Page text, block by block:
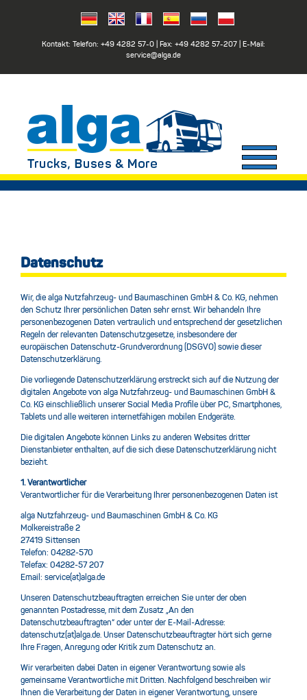
Kontakt: Telefon: +49 4282 57-0 | Fax: +49 4282 57-207 | E-Mail:
service@alga.de
Datenschutz
Wir, die alga Nutzfahrzeug- und Baumaschinen GmbH & Co. KG, nehmen
den Schutz Ihrer persönlichen Daten sehr ernst. Wir behandeln Ihre
personenbezogenen Daten vertraulich und entsprechend der gesetzlichen
Regeln der relevanten Datenschutzgesetze, insbesondere der
europäischen Datenschutz-Grundverordnung (DSGVO) sowie dieser
Datenschutzerklärung.
Die vorliegende Datenschutzerklärung erstreckt sich auf die Nutzung der
digitalen Angebote von alga Nutzfahrzeug- und Baumaschinen GmbH &
Co. KG einschließlich unserer Social Media Profile über PC, Smartphones,
Tablets und alle weiteren internetfähigen mobilen Endgeräte.
Die digitalen Angebote können Links zu anderen Websites dritter
Dienstanbieter enthalten, auf die sich diese Datenschutzerklärung nicht
bezieht.
1. Verantwortlicher
Verantwortlicher für die Verarbeitung Ihrer personenbezogenen Daten ist
alga Nutzfahrzeug- und Baumaschinen GmbH & Co. KG
Molkereistraße 2
27419 Sittensen
Telefon: 04282-570
Telefax: 04282-57 207
Email: service(at)alga.de
Unseren Datenschutzbeauftragten erreichen Sie unter der oben
genannten Postadresse, mit dem Zusatz „An den
Datenschutzbeauftragten“ oder unter der E-Mail-Adresse:
datenschutz(at)alga.de. Unser Datenschutzbeauftragter hört sich gerne
Ihre Fragen, Anregung oder Kritik zum Datenschutz an.
Wir verarbeiten dabei Daten in eigener Verantwortung sowie als
gemeinsame Verantwortliche mit Dritten. Nachfolgend beschreiben wir
Ihnen die Verarbeitung der Daten in eigener Verantwortung, unsere